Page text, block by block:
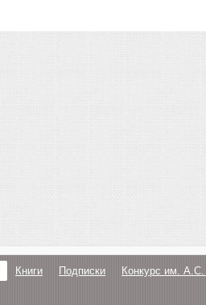
Книги Подписки Конкурс им.